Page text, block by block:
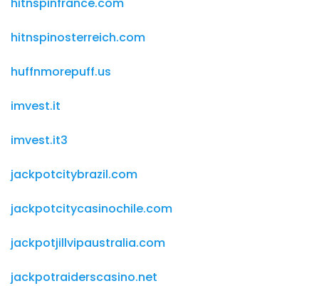
hitnspinosterreich.com
huffnmorepuff.us
imvest.it
imvest.it3
jackpotcitybrazil.com
jackpotcitycasinochile.com
jackpotjillvipaustralia.com
jackpotraiderscasino.net